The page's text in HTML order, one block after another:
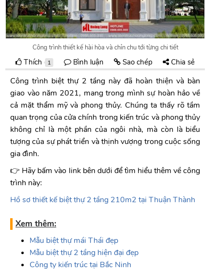
Công trình thiết kế hài hòa và chỉn chu tới từng chi tiết
Thích 1 Bình luận Sao chép Chia sẻ
Công trình biệt thự 2 tầng này đã hoàn thiện và bàn
giao vào năm 2021, mang trong mình sự hoàn hảo về
cả mặt thẩm mỹ và phong thủy. Chúng ta thấy rõ tầm
quan trọng của cửa chính trong kiến trúc và phong thủy
không chỉ là một phần của ngôi nhà, mà còn là biểu
tượng của sự phát triển và thịnh vượng trong cuộc sống
gia đình.
👉 Hãy bấm vào link bên dưới để tìm hiểu thêm về công
trình này:
Hồ sơ thiết kế biệt thự 2 tầng 210m2 tạiThuận Thành
Xem thêm:
Mẫu biệt thự mái Thái đẹp
Mẫu biệt thự 2 tầng hiện đại đẹp
Công ty kiến trúc tại Bắc Ninh